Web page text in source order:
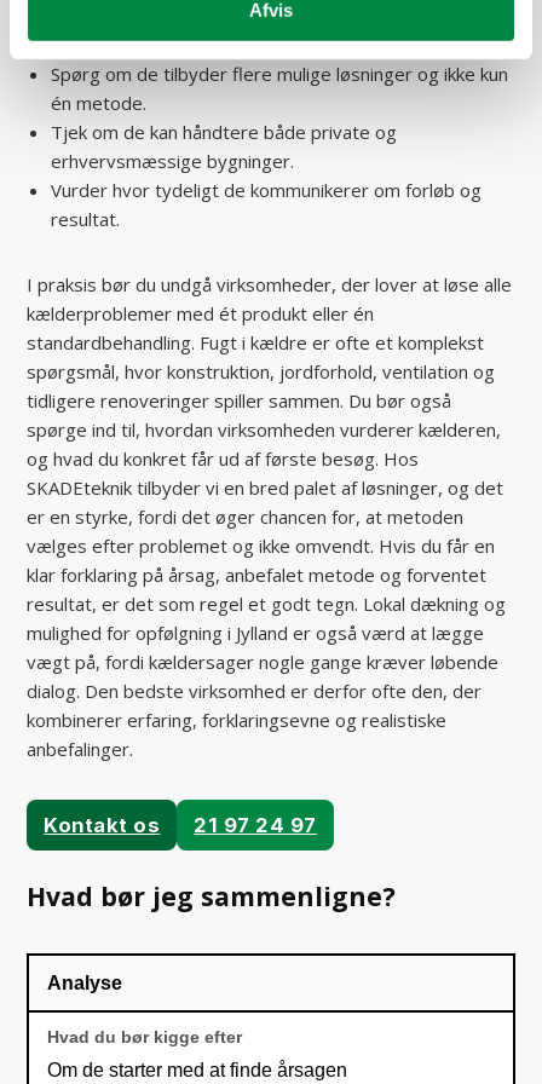
Afvis
Vælg en virksomhed, der starter med årsagsanalyse.
Se efter erfaring med både kældre, fugt og skimmel.
Spørg om de tilbyder flere mulige løsninger og ikke kun
én metode.
Tjek om de kan håndtere både private og
erhvervsmæssige bygninger.
Vurder hvor tydeligt de kommunikerer om forløb og
resultat.
I praksis bør du undgå virksomheder, der lover at løse alle
kælderproblemer med ét produkt eller én
standardbehandling. Fugt i kældre er ofte et komplekst
spørgsmål, hvor konstruktion, jordforhold, ventilation og
tidligere renoveringer spiller sammen. Du bør også
spørge ind til, hvordan virksomheden vurderer kælderen,
og hvad du konkret får ud af første besøg. Hos
SKADEteknik tilbyder vi en bred palet af løsninger, og det
er en styrke, fordi det øger chancen for, at metoden
vælges efter problemet og ikke omvendt. Hvis du får en
klar forklaring på årsag, anbefalet metode og forventet
resultat, er det som regel et godt tegn. Lokal dækning og
mulighed for opfølgning i Jylland er også værd at lægge
vægt på, fordi kældersager nogle gange kræver løbende
dialog. Den bedste virksomhed er derfor ofte den, der
kombinerer erfaring, forklaringsevne og realistiske
anbefalinger.
Kontakt os 21 97 24 97
Hvad bør jeg sammenligne?
Analyse
Om de starter med at finde årsagen